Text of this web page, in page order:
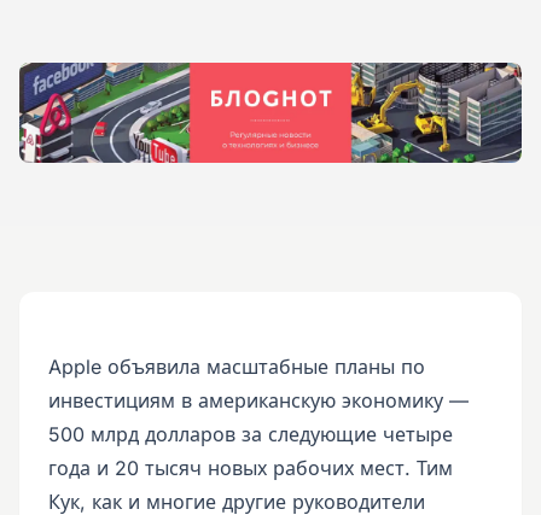
Apple объявила масштабные планы по
инвестициям в американскую экономику —
500 млрд долларов за следующие четыре
года и 20 тысяч новых рабочих мест. Тим
Кук, как и многие другие руководители